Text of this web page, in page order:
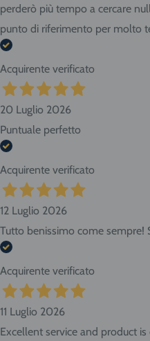
perderò più tempo a cercare
punto di riferimento per molto
Acquirente verificato
20 Luglio 2026
Puntuale perfetto
Acquirente verificato
12 Luglio 2026
Tutto benissimo come sempre!
Acquirente verificato
11 Luglio 2026
Excellent service and product